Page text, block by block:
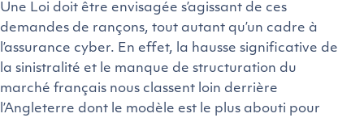
Une Loi doit être envisagée s’agissant de ces
demandes de rançons, tout autant qu’un cadre à
l’assurance cyber. En effet, la hausse significative de
la sinistralité et le manque de structuration du
marché français nous classent loin derrière
l’Angleterre dont le modèle est le plus abouti pour